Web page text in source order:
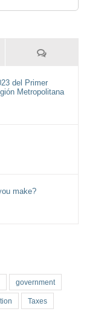
Comentarios
del Primer
Metropolitana
make?
government
Taxes